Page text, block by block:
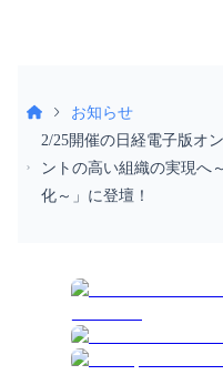
お知らせ
2/25開催の日経電子版オ
ントの高い組織の実現へ
化～」に登壇！